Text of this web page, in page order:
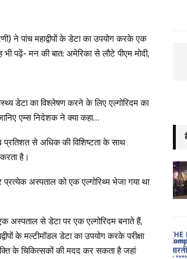
ने पांच महाद्वीपों के डेटा का उपयोग करके एक
पढ़ें- मन की बात: अमेरिका से लौटे पीएम मोदी,
डेटा का विश्लेषण करने के लिए एल्गोरिदम का
एम्स निदेशक ने क्या कहा…
से अधिक की विशिष्टता के साथ
है।
प्रत्येक अस्पताल को एक एल्गोरिथ्म भेजा गया था
अस्पताल से डेटा पर एक एल्गोरिदम बनाते हैं,
के मल्टीमॉडल डेटा का उपयोग करके परीक्षा
के चिकित्सकों की मदद कर सकता है जहां